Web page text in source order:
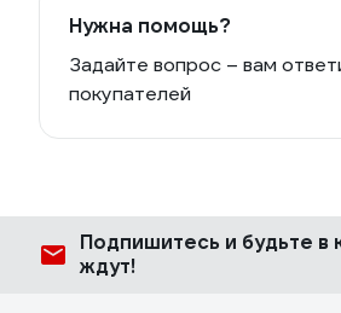
Нужна помощь?
Задайте вопрос – вам
покупателей
Подпишитесь и будьте в
ждут!